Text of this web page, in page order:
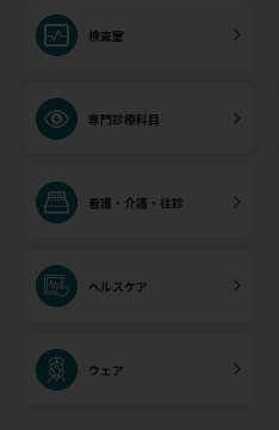
検査室
専門診療科目
看護・介護・往診
ヘルスケア
ウェア